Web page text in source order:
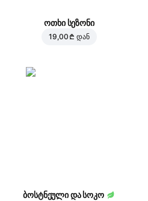
ოთხი სეზონი
19,00 ₾ დან
ბოსტნეული და სოკო